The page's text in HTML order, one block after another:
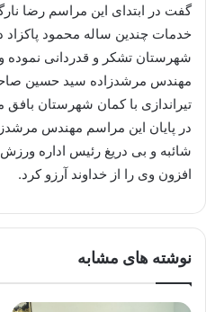
گفت در ابتدای این مراسم رضا
خدمات چندین ساله محمود پاکزاد
شهرستان تشکر و قدردانی
مهندس مرشدزاده سید حسین
تیراندازی با کمان شهرستان
در پایان این مراسم مهندس
شائبه و بی دریغ رئیس اداره
افزون وی را از خداوند آرزو کرد.
نوشته های مشابه